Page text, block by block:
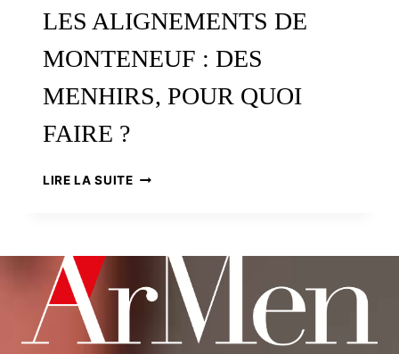
CULTURELLE
LES ALIGNEMENTS DE
MONTENEUF : DES
MENHIRS, POUR QUOI
FAIRE ?
LIRE LA SUITELES
MENHIRS,
POUR
FAIRE